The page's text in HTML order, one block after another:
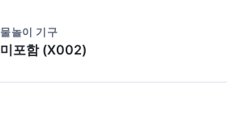
물놀이 기구
미포함 (X002)